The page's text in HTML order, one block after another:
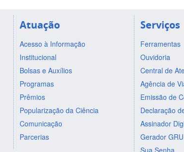
Atuação
Acesso à Informação
Institucional
Bolsas e Auxílios
Programas
Prêmios
Popularização da Ciência
Comunicação
Parcerias
Serviços
Ferramentas
Ouvidoria
Central de
Agência de
Emissão de
Declaração
Assinador
Gerador GRU
Sua Senha